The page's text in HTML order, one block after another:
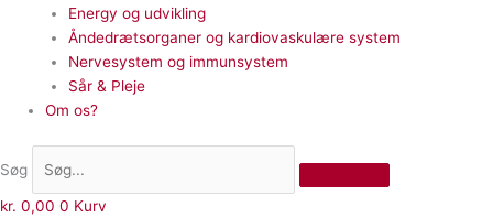
Energy og udvikling
Åndedrætsorganer og kardiovaskulære system
Nervesystem og immunsystem
Sår & Pleje
Om os?
Søg
kr. 0,00 0 Kurv